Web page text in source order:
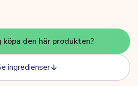
köpa den här produkten?
ingredienser